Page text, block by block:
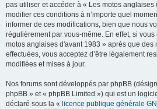
pas utiliser et accéder à « Les motos
modifier ces conditions à n’importe quel
informer de ces modifications, bien que nous
régulièrement par vous-même. En effet, si
motos anglaises d'avant 1983 » après que des
effectuées, vous acceptez d’être légalement
modifiées et mises à jour.
Nos forums sont développés par phpBB
phpBB » et « phpBB Limited ») qui est un
déclaré sous la « licence publique générale